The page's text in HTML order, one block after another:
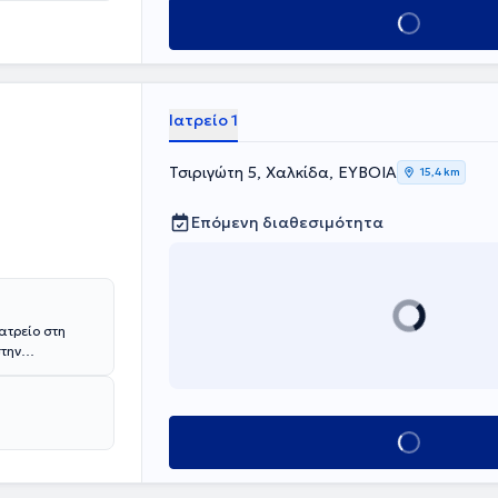
Κλείσε ραντεβού
στη
"Λαϊκό" και
στη
Ιατρείο 1
Τσιριγώτη 5, Χαλκίδα, ΕΥΒΟΙΑ 15,4 km
Επόμενη διαθεσιμότητα
Κλείσε ραντεβού